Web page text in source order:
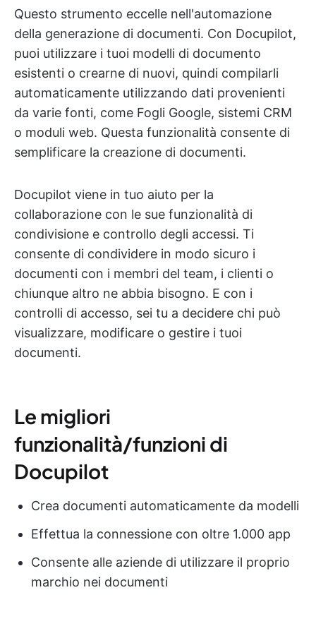
Questo strumento eccelle nell'automazione
della generazione di documenti. Con Docupilot,
puoi utilizzare i tuoi modelli di documento
esistenti o crearne di nuovi, quindi compilarli
automaticamente utilizzando dati provenienti
da varie fonti, come Fogli Google, sistemi CRM
o moduli web. Questa funzionalità consente di
semplificare la creazione di documenti.
Docupilot viene in tuo aiuto per la
collaborazione con le sue funzionalità di
condivisione e controllo degli accessi. Ti
consente di condividere in modo sicuro i
documenti con i membri del team, i clienti o
chiunque altro ne abbia bisogno. E con i
controlli di accesso, sei tu a decidere chi può
visualizzare, modificare o gestire i tuoi
documenti.
Le migliori
funzionalità/funzioni di
Docupilot
Crea documenti automaticamente da modelli
Effettua la connessione con oltre 1.000 app
Consente alle aziende di utilizzare il proprio
marchio nei documenti